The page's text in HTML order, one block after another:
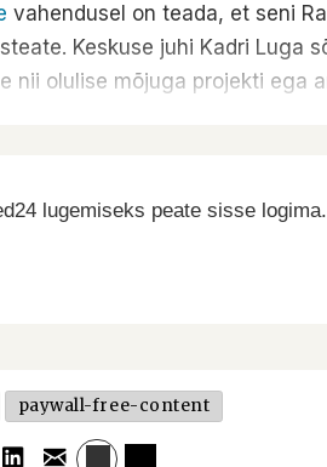
vahendusel on teada, et seni
Keskuse juhi Kadri Luga
nii olulise mõjuga projekti ega
lugemiseks peate sisse
paywall-free-content